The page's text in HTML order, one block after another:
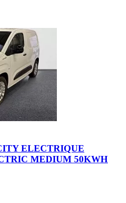
ELECTRIQUE
MEDIUM 50KWH